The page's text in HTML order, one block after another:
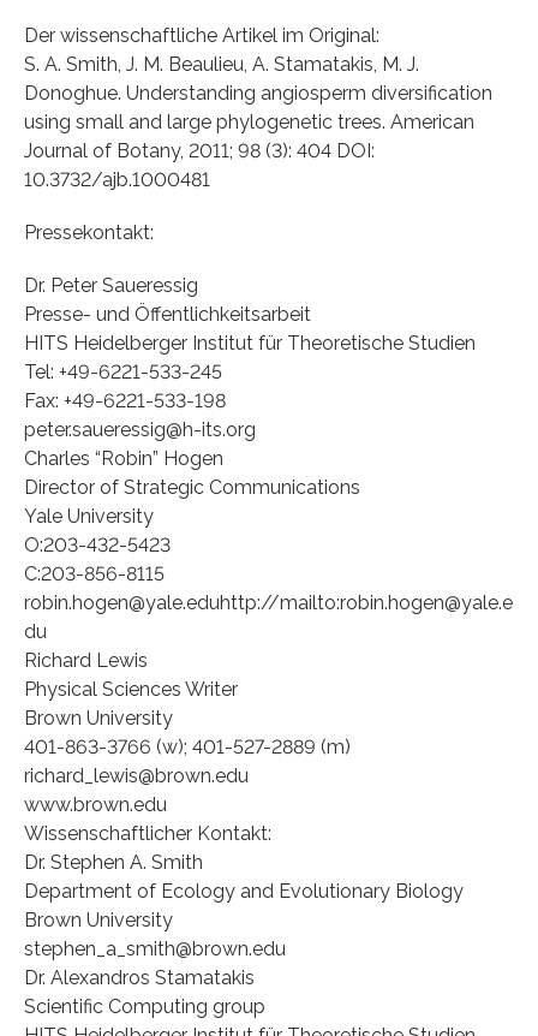
Der wissenschaftliche Artikel im Original:
S. A. Smith, J. M. Beaulieu, A. Stamatakis, M. J.
Donoghue. Understanding angiosperm diversification
using small and large phylogenetic trees. American
Journal of Botany, 2011; 98 (3): 404 DOI:
10.3732/ajb.1000481
Pressekontakt:
Dr. Peter Saueressig
Presse- und Öffentlichkeitsarbeit
HITS Heidelberger Institut für Theoretische Studien
Tel: +49-6221-533-245
Fax: +49-6221-533-198
peter.saueressig@h-its.org
Charles “Robin” Hogen
Director of Strategic Communications
Yale University
O:203-432-5423
C:203-856-8115
robin.hogen@yale.eduhttp://mailto:robin.hogen@yale.e
du
Richard Lewis
Physical Sciences Writer
Brown University
401-863-3766 (w); 401-527-2889 (m)
richard_lewis@brown.edu
www.brown.edu
Wissenschaftlicher Kontakt:
Dr. Stephen A. Smith
Department of Ecology and Evolutionary Biology
Brown University
stephen_a_smith@brown.edu
Dr. Alexandros Stamatakis
Scientific Computing group